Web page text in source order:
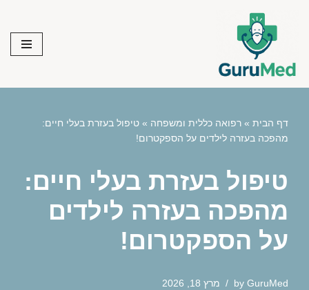
content
דף הבית » רפואה כללית ומשפחה » טיפול בעזרת בעלי חיים:
מהפכה בעזרה לילדים על הספקטרום!
טיפול בעזרת בעלי חיים:
מהפכה בעזרה לילדים
על הספקטרום!
by GuruMed מרץ 18, 2026